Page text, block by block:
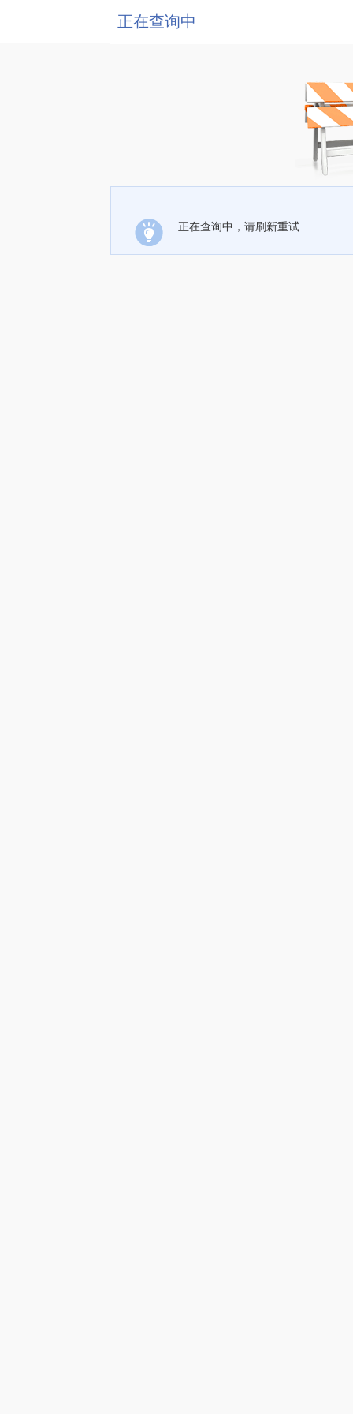
正在查询中
正在查询中，请刷新重试